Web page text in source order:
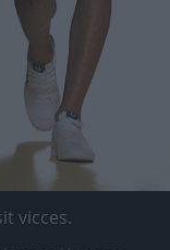
vicces.